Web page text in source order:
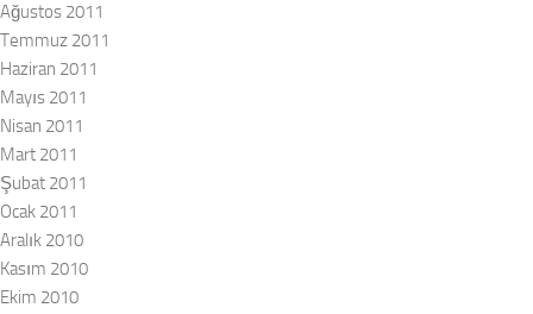
Ağustos 2011
Temmuz 2011
Haziran 2011
Mayıs 2011
Nisan 2011
Mart 2011
Şubat 2011
Ocak 2011
Aralık 2010
Kasım 2010
Ekim 2010